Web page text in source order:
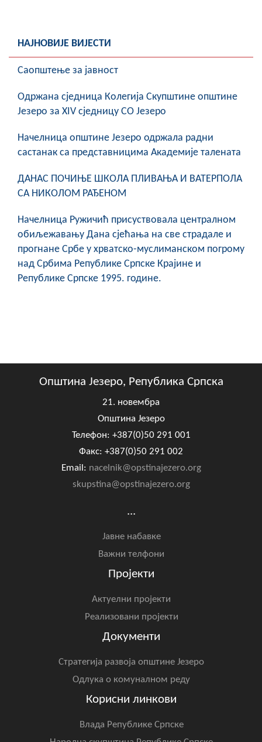
НАЈНОВИЈЕ ВИЈЕСТИ
Саопштење за јавност
Oдржана сједница Колегија Скупштине општине
Језеро за XIV сједницу СО Језеро
Начелница општине Језеро одржала радни
састанак са представницима Академије талената
ДАНАС ПОЧИЊЕ ШКОЛА ПЛИВАЊА И ВАТЕРПОЛА
СА НИКОЛОМ РАЂЕНОМ
Начелница Ружичић присуствовала централном
обиљежавању Дана сјећања на све страдале и
прогнане Србе у хрватско-муслиманском погрому
над Србима Републике Српске Крајине и
Републике Српске 1995. године.
Општина Језеро, Република Српска
21. новембра
Општина Језеро
Телефон: +387(0)50 291 001
Факс: +387(0)50 291 002
Email: nacelnik@opstinajezero.org
skupstina@opstinajezero.org
...
Јавне набавке
Важни телфони
Пројекти
Актуелни пројекти
Реализовани пројекти
Документи
Стратегија развоја општине Језеро
Одлука о комуналном реду
Корисни линкови
Влада Републике Српске